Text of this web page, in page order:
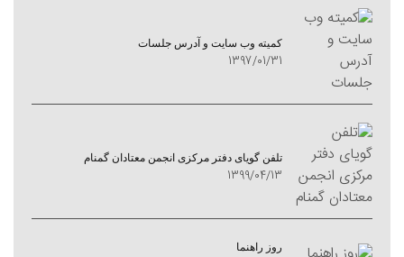
کمیته وب سایت و آدرس جلسات
1397/01/31
تلفن گویای دفتر مرکزی انجمن معتادان گمنام
1399/04/13
روز راهنما